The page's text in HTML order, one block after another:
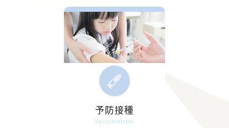
予防接種
Vaccination